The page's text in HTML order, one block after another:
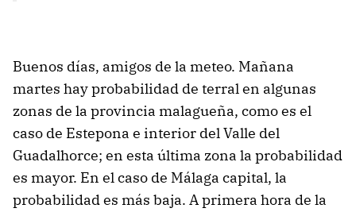
Buenos días, amigos de la meteo. Mañana
martes hay probabilidad de terral en algunas
zonas de la provincia malagueña, como es el
caso de Estepona e interior del Valle del
Guadalhorce; en esta última zona la probabilidad
es mayor. En el caso de Málaga capital, la
probabilidad es más baja. A primera hora de la